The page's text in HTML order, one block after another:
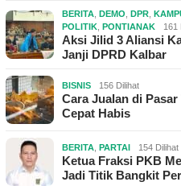
BERITA DEMO DPR
POLITIK PONTIANAK 161
Aksi Jilid 3 Aliansi
Janji DPRD Kalbar
BISNIS 156 Dilihat
Cara Jualan di
Cepat Habis
BERITA PARTAI 154 Dilihat
Ketua Fraksi PKB
Jadi Titik Bangkit